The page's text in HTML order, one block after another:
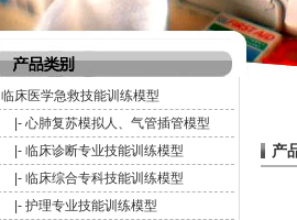
临床医学急救技能训练模型
|- 心肺复苏模拟人、气管插管模型
|- 临床诊断专业技能训练模型
|- 临床综合专科技能训练模型
|- 护理专业技能训练模型
产